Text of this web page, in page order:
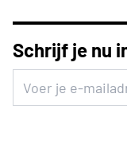
Schrijf je nu